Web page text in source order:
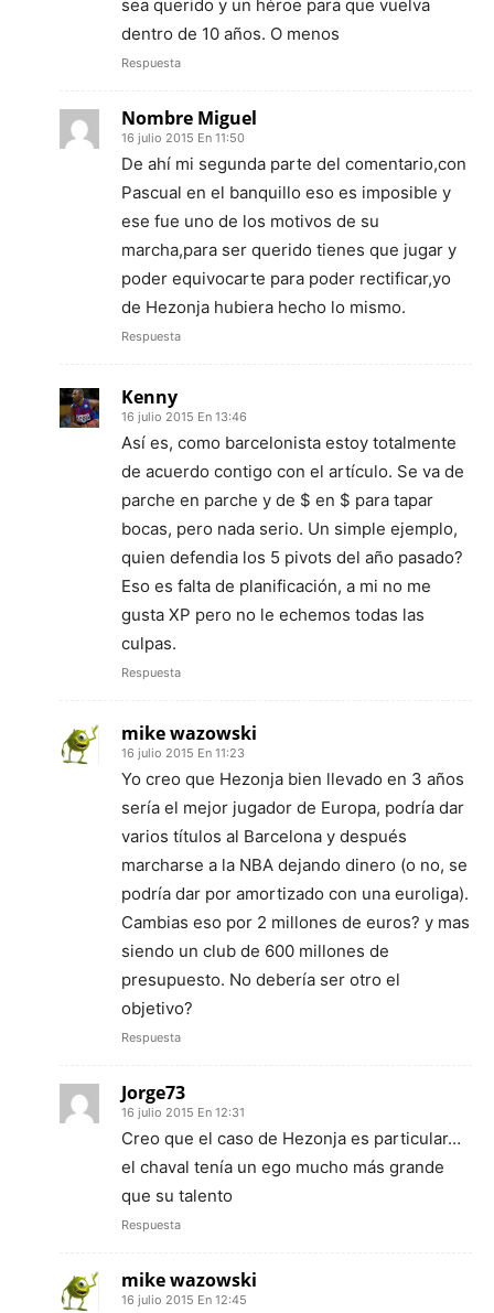
sea querido y un héroe para que vuelva
dentro de 10 años. O menos
Respuesta
Nombre Miguel
16 julio 2015 En 11:50
De ahí mi segunda parte del comentario,con
Pascual en el banquillo eso es imposible y
ese fue uno de los motivos de su
marcha,para ser querido tienes que jugar y
poder equivocarte para poder rectificar,yo
de Hezonja hubiera hecho lo mismo.
Respuesta
Kenny
16 julio 2015 En 13:46
Así es, como barcelonista estoy totalmente
de acuerdo contigo con el artículo. Se va de
parche en parche y de $ en $ para tapar
bocas, pero nada serio. Un simple ejemplo,
quien defendia los 5 pivots del año pasado?
Eso es falta de planificación, a mi no me
gusta XP pero no le echemos todas las
culpas.
Respuesta
mike wazowski
16 julio 2015 En 11:23
Yo creo que Hezonja bien llevado en 3 años
sería el mejor jugador de Europa, podría dar
varios títulos al Barcelona y después
marcharse a la NBA dejando dinero (o no, se
podría dar por amortizado con una euroliga).
Cambias eso por 2 millones de euros? y mas
siendo un club de 600 millones de
presupuesto. No debería ser otro el
objetivo?
Respuesta
Jorge73
16 julio 2015 En 12:31
Creo que el caso de Hezonja es particular…
el chaval tenía un ego mucho más grande
que su talento
Respuesta
mike wazowski
16 julio 2015 En 12:45